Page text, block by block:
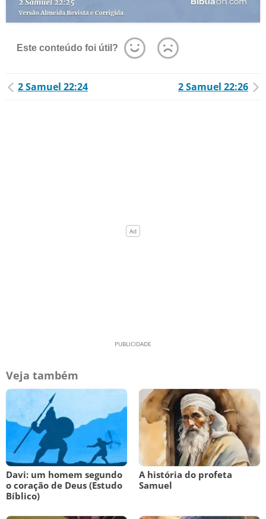
Este conteúdo foi útil?
2 Samuel 22:24 2 Samuel 22:26
Veja também
Davi: um homem segundo
o coração de Deus (Estudo
Bíblico)
A história do profeta
Samuel